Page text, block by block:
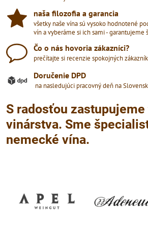
naša filozofia a garancia
všetky naše vína sú vysoko hodnotené
vín a vyberáme si ich sami - garantujeme
Čo o nás hovoria zákazníci?
prečítajte si recenzie spokojných
Doručenie DPD
na nasledujúci pracovný deň na
S radosťou
vinárstva. Sme
nemecké vína.